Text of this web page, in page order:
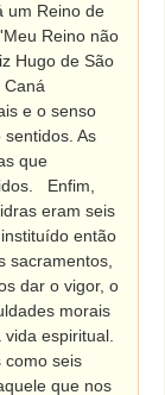
um Reino de
Reino não
Hugo de São
Caná
e o senso
As
que
Enfim,
eram seis
então
sacramentos,
dar o vigor, o
morais
espiritual.
como seis
que nos